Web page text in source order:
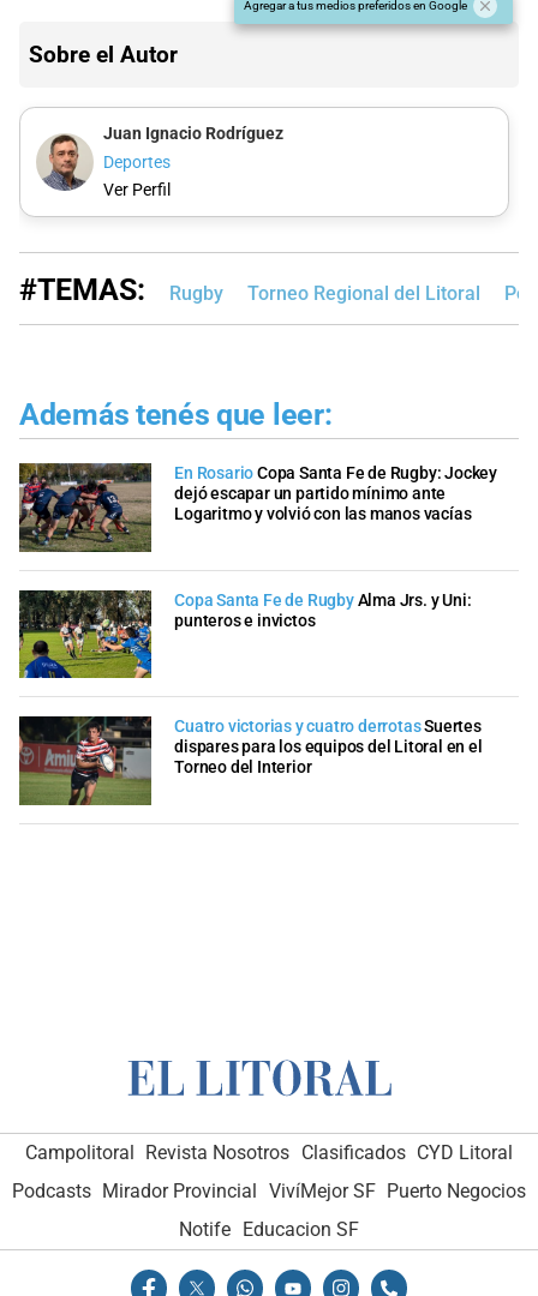
Agregar a tus medios preferidos en Google
Sobre el Autor
Juan Ignacio Rodríguez
Deportes
Ver Perfil
#TEMAS: Rugby Torneo Regional del Litoral
Además tenés que leer:
En RosarioCopa Santa Fe de Rugby: Jockey
dejó escapar un partido mínimo ante
Logaritmo y volvió con las manos vacías
Copa Santa Fe de RugbyAlma Jrs. y Uni:
punteros e invictos
Cuatro victorias y cuatro derrotasSuertes
dispares para los equipos del Litoral en el
Torneo del Interior
Campolitoral Revista Nosotros Clasificados CYD Litoral
Podcasts Mirador Provincial VivíMejor SF Puerto Negocios
Notife
Educacion SF